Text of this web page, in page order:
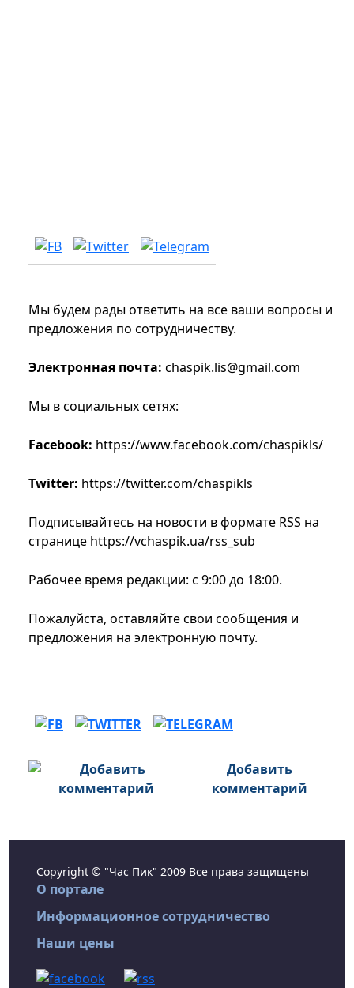
Мы будем рады ответить на все ваши вопросы и
предложения по сотрудничеству.
Электронная почта: chaspik.lis@gmail.com
Мы в социальных сетях:
Facebook: https://www.facebook.com/chaspikls/
Twitter: https://twitter.com/chaspikls
Подписывайтесь на новости в формате RSS на
странице https://vchaspik.ua/rss_sub
Рабочее время редакции: с 9:00 до 18:00.
Пожалуйста, оставляйте свои сообщения и
предложения на электронную почту.
Добавить
комментарий
Copyright © "Час Пик" 2009 Все права защищены
О портале
Информационное сотрудничество
Наши цены